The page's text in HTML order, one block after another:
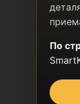
По